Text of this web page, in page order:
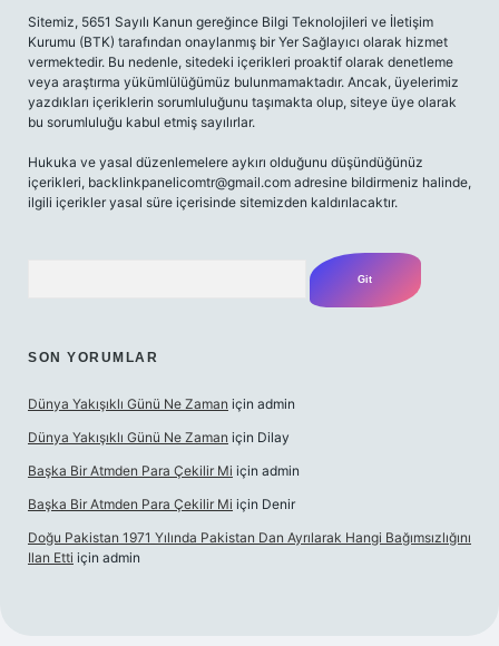
Sitemiz, 5651 Sayılı Kanun gereğince Bilgi Teknolojileri ve İletişim
Kurumu (BTK) tarafından onaylanmış bir Yer Sağlayıcı olarak hizmet
vermektedir. Bu nedenle, sitedeki içerikleri proaktif olarak denetleme
veya araştırma yükümlülüğümüz bulunmamaktadır. Ancak, üyelerimiz
yazdıkları içeriklerin sorumluluğunu taşımakta olup, siteye üye olarak
bu sorumluluğu kabul etmiş sayılırlar.
Hukuka ve yasal düzenlemelere aykırı olduğunu düşündüğünüz
içerikleri, backlinkpanelicomtr@gmail.com adresine bildirmeniz halinde,
ilgili içerikler yasal süre içerisinde sitemizden kaldırılacaktır.
SON YORUMLAR
Dünya Yakışıklı Günü Ne Zaman için admin
Dünya Yakışıklı Günü Ne Zaman için Dilay
Başka Bir Atmden Para Çekilir Mi için admin
Başka Bir Atmden Para Çekilir Mi için Denir
Doğu Pakistan 1971 Yılında Pakistan Dan Ayrılarak Hangi Bağımsızlığını
Ilan Etti için admin